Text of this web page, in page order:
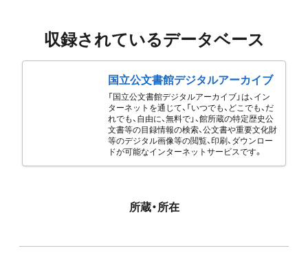
収録されているデータベース
国立公文書館デジタルアーカイブ
「国立公文書館デジタルアーカイブ」は、イン
ターネットを通じて、「いつでも、どこでも、だ
れでも、自由に、無料で」、館所蔵の特定歴史公
文書等の目録情報の検索、公文書や重要文化財
等のデジタル画像等の閲覧、印刷、ダウンロー
ドが可能なインターネットサービスです。
所蔵・所在